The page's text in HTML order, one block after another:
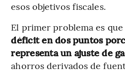
esos objetivos fiscales.
El primer problema es que
déficit en dos puntos
representa un ajuste de
ahorros derivados de